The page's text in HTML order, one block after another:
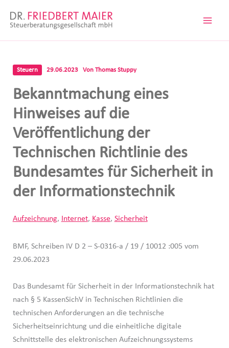
Inhalt
Steuern 29.06.2023 Von Thomas Stuppy
Bekanntmachung eines
Hinweises auf die
Veröffentlichung der
Technischen Richtlinie des
Bundesamtes für Sicherheit in
der Informationstechnik
Aufzeichnung, Internet, Kasse, Sicherheit
BMF, Schreiben IV D 2 – S-0316-a / 19 / 10012 :005 vom
29.06.2023
Das Bundesamt für Sicherheit in der Informationstechnik hat
nach § 5 KassenSichV in Technischen Richtlinien die
technischen Anforderungen an die technische
Sicherheitseinrichtung und die einheitliche digitale
Schnittstelle des elektronischen Aufzeichnungssystems